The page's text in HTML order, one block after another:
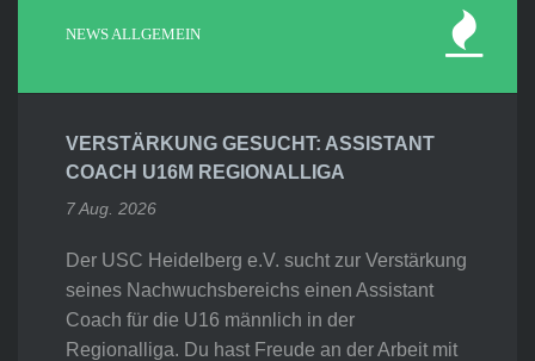
NEWS ALLGEMEIN
VERSTÄRKUNG GESUCHT: ASSISTANT
COACH U16M REGIONALLIGA
7 Aug. 2026
Der USC Heidelberg e.V. sucht zur Verstärkung
seines Nachwuchsbereichs einen Assistant
Coach für die U16 männlich in der
Regionalliga. Du hast Freude an der Arbeit mit